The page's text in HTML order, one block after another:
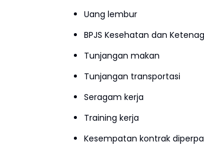
Uang lembur
BPJS Kesehatan dan
Tunjangan makan
Tunjangan transportasi
Seragam kerja
Training kerja
Kesempatan kontrak